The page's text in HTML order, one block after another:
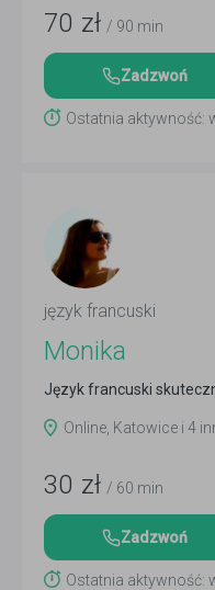
70 zł / 90 min
Zadzwoń
Ostatnia aktywność:
język francuski
Monika
Język francuski
Online, Katowice i 4
30 zł / 60 min
Zadzwoń
Ostatnia aktywność: